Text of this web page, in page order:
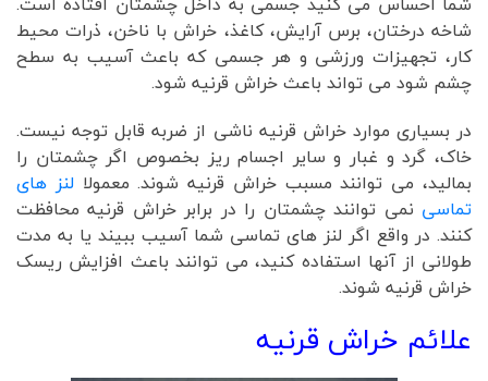
شاخه درختان، برس آرایش، کاغذ، خراش با ناخن، ذرات محیط
کار، تجهیزات ورزشی و هر جسمی که باعث آسیب به سطح
چشم شود می تواند باعث خراش قرنیه شود.
در بسیاری موارد خراش قرنیه ناشی از ضربه قابل توجه نیست.
خاک، گرد و غبار و سایر اجسام ریز بخصوص اگر چشمتان را
بمالید، می توانند مسبب خراش قرنیه شوند. معمولالنز های
تماسی نمی توانند چشمتان را در برابر خراش قرنیه محافظت
کنند. در واقع اگر لنز های تماسی شما آسیب ببیند یا به مدت
طولانی از آنها استفاده کنید، می توانند باعث افزایش ریسک
خراش قرنیه شوند.
علائم خراش قرنیه